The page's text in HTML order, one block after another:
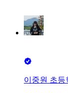
이중원 초등